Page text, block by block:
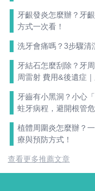
牙齦發炎怎麼辦？牙
方式一次看！
洗牙會痛嗎？3步驟清
牙結石怎麼刮除？牙
周雷射 費用&後遺症
牙齒有小黑洞？小心
蛀牙病程，避開根管
植體周圍炎怎麼辦？
療與預防方式！
查看更多推薦文章